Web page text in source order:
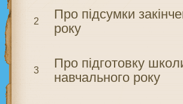
2
Про підсумки
року
3
Про підготовку
навчального року